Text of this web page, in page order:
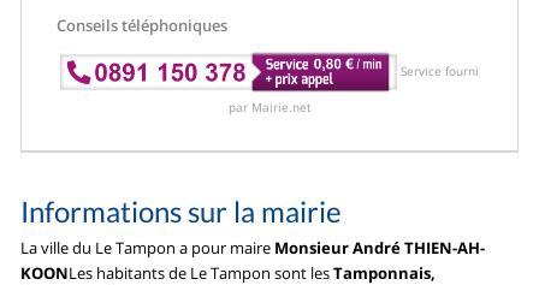
Conseils téléphoniques
Service fourni
par Mairie.net
Informations sur la mairie
La ville du Le Tampon a pour maire Monsieur André THIEN-AH-
KOONLes habitants de Le Tampon sont lesTamponnais,